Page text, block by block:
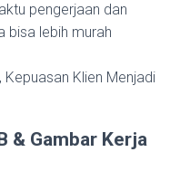
pengerjaan dan
bisa lebih murah
Klien Menjadi
& Gambar Kerja